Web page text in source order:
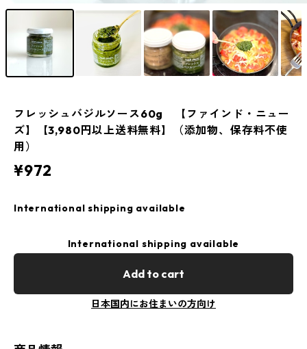
フレッシュバジルソース60g 【ファインド・ニュー
ズ】【3,980円以上送料無料】（添加物、保存料不使
用）
¥972
International shipping available
International shipping available
Add to cart
日本国内にお住まいの方向け